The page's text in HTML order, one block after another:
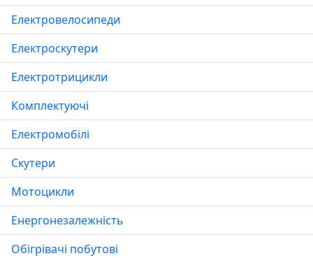
Електровелосипеди
Електроскутери
Електротрицикли
Комплектуючі
Електромобілі
Скутери
Мотоцикли
Енергонезалежність
Обігрівачі побутові